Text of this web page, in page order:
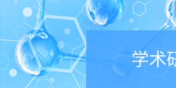
学术